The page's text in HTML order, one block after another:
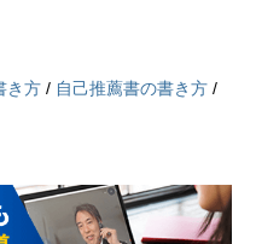
き方 / 自己推薦書の書き方 /